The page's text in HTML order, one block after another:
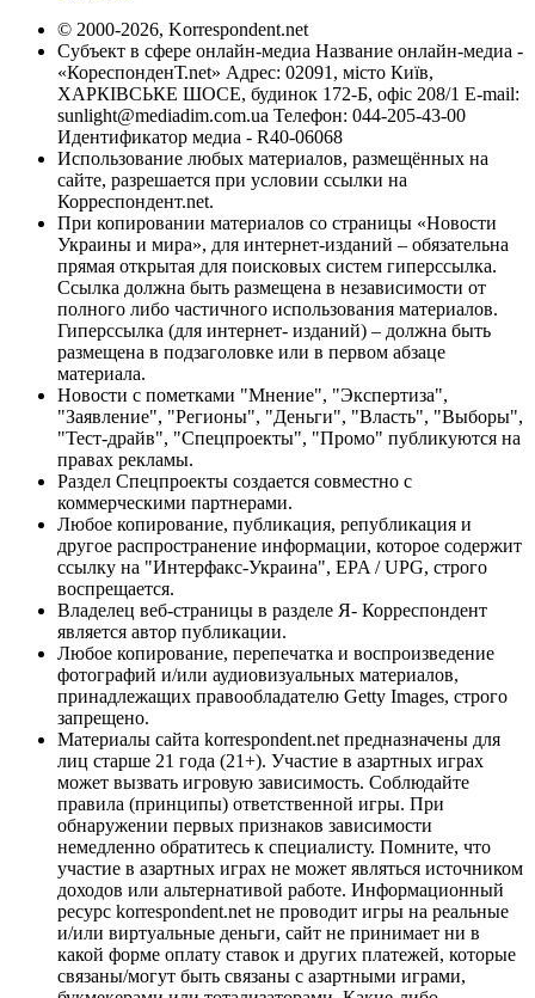
© 2000-2026, Korrespondent.net
Субъект в сфере онлайн-медиа Название онлайн-медиа -
«КореспонденТ.net» Адрес: 02091, місто Київ,
ХАРКІВСЬКЕ ШОСЕ, будинок 172-Б, офіс 208/1 E-mail:
sunlight@mediadim.com.ua Телефон: 044-205-43-00
Идентификатор медиа - R40-06068
Использование любых материалов, размещённых на
сайте, разрешается при условии ссылки на
Корреспондент.net.
При копировании материалов со страницы «Новости
Украины и мира», для интернет-изданий – обязательна
прямая открытая для поисковых систем гиперссылка.
Ссылка должна быть размещена в независимости от
полного либо частичного использования материалов.
Гиперссылка (для интернет- изданий) – должна быть
размещена в подзаголовке или в первом абзаце
материала.
Новости с пометками "Мнение", "Экспертиза",
"Заявление", "Регионы", "Деньги", "Власть", "Выборы",
"Тест-драйв", "Спецпроекты", "Промо" публикуются на
правах рекламы.
Раздел Спецпроекты создается совместно с
коммерческими партнерами.
Любое копирование, публикация, републикация и
другое распространение информации, которое содержит
ссылку на "Интерфакс-Украина", EPA / UPG, строго
воспрещается.
Владелец веб-страницы в разделе Я- Корреспондент
является автор публикации.
Любое копирование, перепечатка и воспроизведение
фотографий и/или аудиовизуальных материалов,
принадлежащих правообладателю Getty Images, строго
запрещено.
Материалы сайта korrespondent.net предназначены для
лиц старше 21 года (21+). Участие в азартных играх
может вызвать игровую зависимость. Соблюдайте
правила (принципы) ответственной игры. При
обнаружении первых признаков зависимости
немедленно обратитесь к специалисту. Помните, что
участие в азартных играх не может являться источником
доходов или альтернативой работе. Информационный
ресурс korrespondent.net не проводит игры на реальные
и/или виртуальные деньги, сайт не принимает ни в
какой форме оплату ставок и других платежей, которые
связаны/могут быть связаны с азартными играми,